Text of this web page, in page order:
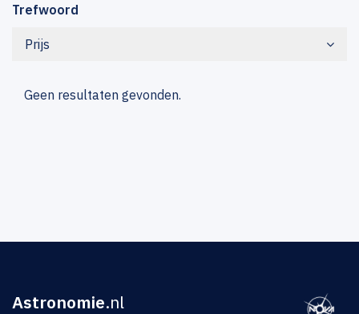
Trefwoord
Prijs
Geen resultaten gevonden.
Astronomie.nl